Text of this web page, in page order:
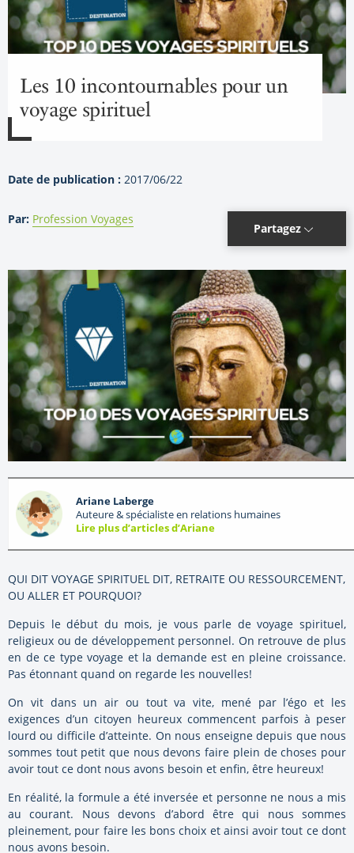
Les 10 incontournables pour un
voyage spirituel
Date de publication : 2017/06/22
Par: Profession Voyages
Partagez
Ariane Laberge
Auteure & spécialiste en relations humaines
Lire plus d’articles d’Ariane
QUI DIT VOYAGE SPIRITUEL DIT, RETRAITE OU RESSOURCEMENT,
OU ALLER ET POURQUOI?
Depuis le début du mois, je vous parle de voyage spirituel,
religieux ou de développement personnel. On retrouve de plus
en de ce type voyage et la demande est en pleine croissance.
Pas étonnant quand on regarde les nouvelles!
On vit dans un air ou tout va vite, mené par l’égo et les
exigences d’un citoyen heureux commencent parfois à peser
lourd ou difficile d’atteinte. On nous enseigne depuis que nous
sommes tout petit que nous devons faire plein de choses pour
avoir tout ce dont nous avons besoin et enfin, être heureux!
En réalité, la formule a été inversée et personne ne nous a mis
au courant. Nous devons d’abord être qui nous sommes
pleinement, pour faire les bons choix et ainsi avoir tout ce dont
nous avons besoin.